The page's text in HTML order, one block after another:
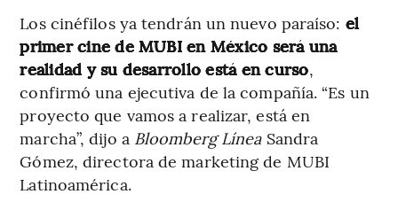
Los cinéfilos ya tendrán un nuevo paraíso: el
primer cine de MUBI en México será una
realidad y su desarrollo está en curso,
confirmó una ejecutiva de la compañía. “Es un
proyecto que vamos a realizar, está en
marcha”, dijo a Bloomberg Línea Sandra
Gómez, directora de marketing de MUBI
Latinoamérica.